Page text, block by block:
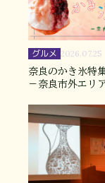
グルメ 2026.07.25
奈良のかき氷特
－奈良市外エリ